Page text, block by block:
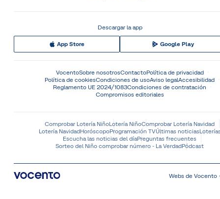
Descargar la app
App Store Google Play
VocentoSobre nosotrosContactoPolítica de privacidad
Política de cookiesCondiciones de usoAviso legalAccesibilidad
Reglamento UE 2024/1083Condiciones de contratación
Compromisos editoriales
Comprobar Lotería NiñoLotería NiñoComprobar Lotería Navidad
Lotería NavidadHoróscopoProgramación TVÚltimas noticias
Escucha las noticias del díaPreguntas frecuentes
Sorteo del Niño comprobar número - La VerdadPódcast
Webs de Vocento